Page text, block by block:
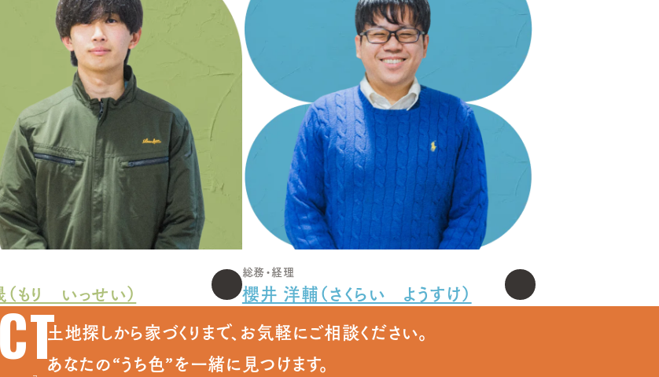
もり いっせい）
総務・経理
櫻井 洋輔（さくらい ようすけ）
土地探しから家づくりまで、お気軽にご相談ください。
あなたの“うち色”を一緒に見つけます。